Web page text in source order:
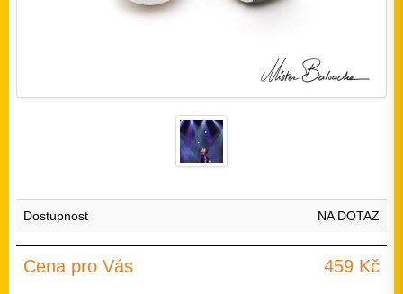
Dostupnost NA DOTAZ
Cena pro Vás 459 Kč